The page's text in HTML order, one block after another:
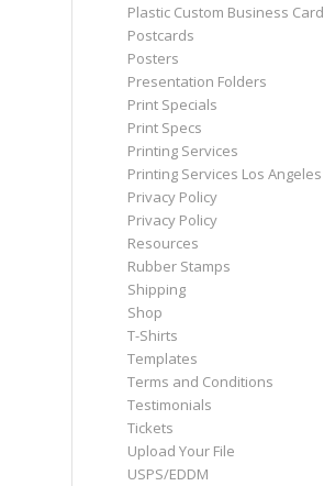
Plastic Custom Business
Postcards
Posters
Presentation Folders
Print Specials
Print Specs
Printing Services
Printing Services Los Angeles
Privacy Policy
Privacy Policy
Resources
Rubber Stamps
Shipping
Shop
T-Shirts
Templates
Terms and Conditions
Testimonials
Tickets
Upload Your File
USPS/EDDM